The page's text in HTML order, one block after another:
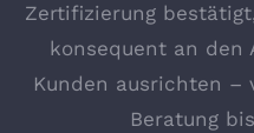
Zertifizierung
konsequent an den
Kunden ausrichten –
Beratung